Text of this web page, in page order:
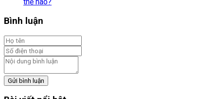
thế nào?
Bình luận
Gửi bình luận